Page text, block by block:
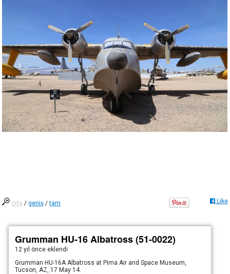
orta /geniş /tam Like
Grumman HU-16 Albatross (51-0022)
12 yıl önce eklendi
Grumman HU-16A Albatross at Pima Air and Space Museum,
Tucson, AZ, 17 May 14.